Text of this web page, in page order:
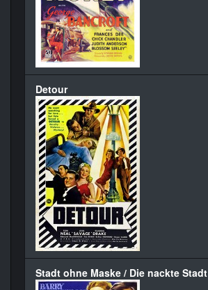
Detour
Stadt ohne Maske / Die nackte Stadt